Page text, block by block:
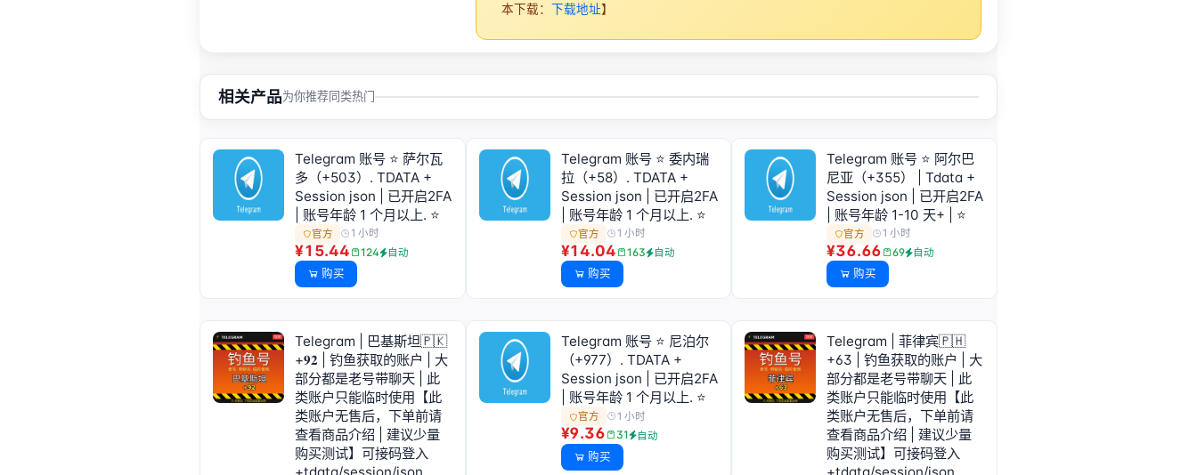
本下载： 下载地址】
相关产品为你推荐同类热门
Telegram 账号 ⭐ 萨尔瓦
多（+503）. TDATA +
Session json | 已开启2FA
| 账号年龄 1 个月以上. ⭐
官方 1 小时
¥15.44 124 自动
购买
Telegram 账号 ⭐ 委内瑞
拉（+58）. TDATA +
Session json | 已开启2FA
| 账号年龄 1 个月以上. ⭐
官方 1 小时
¥14.04 163 自动
购买
Telegram 账号 ⭐ 阿尔巴
尼亚（+355） | Tdata +
Session json | 已开启2FA
| 账号年龄 1-10 天+ | ⭐
官方 1 小时
¥36.66 69 自动
购买
Telegram | 巴基斯坦🇵🇰
+𝟗𝟐 | 钓鱼获取的账户 | 大
部分都是老号带聊天 | 此
类账户只能临时使用【此
类账户无售后，下单前请
查看商品介绍 | 建议少量
购买测试】可接码登入
Telegram 账号 ⭐ 尼泊尔
（+977）. TDATA +
Session json | 已开启2FA
| 账号年龄 1 个月以上. ⭐
官方 1 小时
¥9.36 31 自动
购买
Telegram | 菲律宾🇵🇭
+63 | 钓鱼获取的账户 | 大
部分都是老号带聊天 | 此
类账户只能临时使用【此
类账户无售后，下单前请
查看商品介绍 | 建议少量
购买测试】可接码登入